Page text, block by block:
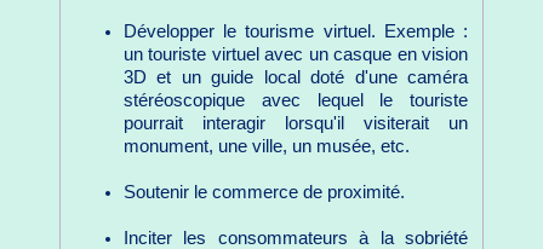
Développer le tourisme virtuel. Exemple :
un touriste virtuel avec un casque en vision
3D et un guide local doté d'une caméra
stéréoscopique avec lequel le touriste
pourrait interagir lorsqu'il visiterait un
monument, une ville, un musée, etc.
Soutenir le commerce de proximité.
Inciter les consommateurs à la sobriété